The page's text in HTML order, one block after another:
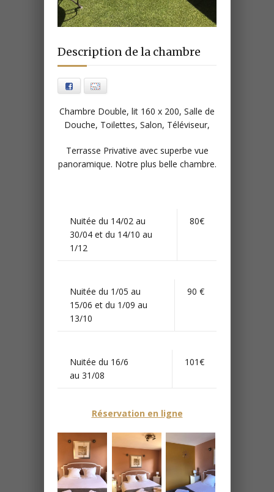
Description de la chambre
Facebook
Chambre Double, lit 160 x 200, Salle de
Douche, Toilettes, Salon, Téléviseur,
Terrasse Privative avec superbe vue
panoramique. Notre plus belle chambre.
Nuitée du 14/02 au
30/04 et du 14/10 au
1/12
80€
Nuitée du 1/05 au
15/06 et du 1/09 au
13/10
90 €
Nuitée du 16/6
au 31/08
101€
Réservation en ligne